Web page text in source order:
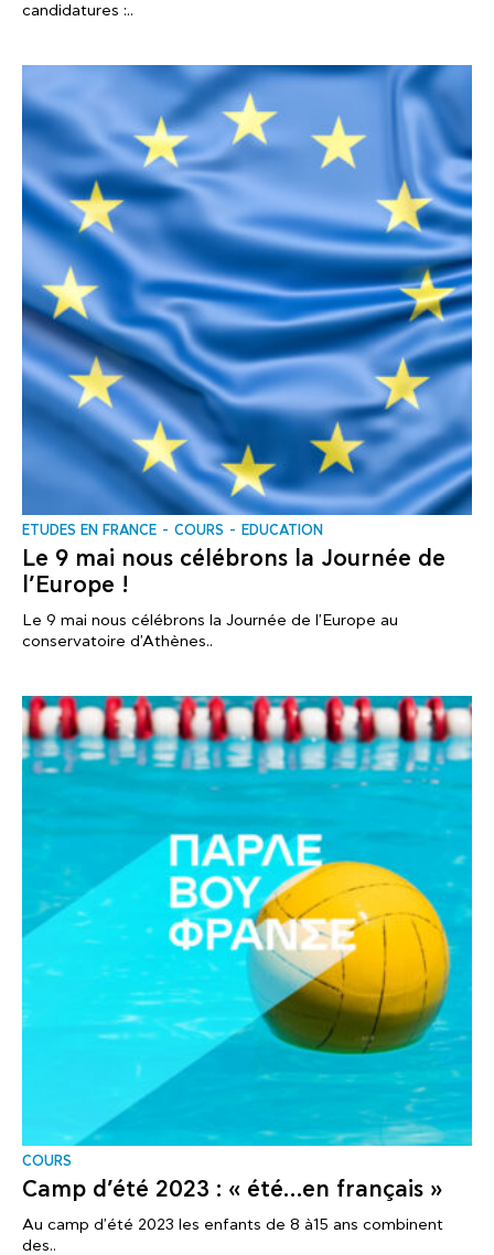
candidatures :..
ΕTUDES EN FRANCE COURS EDUCATION
Le 9 mai nous célébrons la Journée de
l’Europe !
Le 9 mai nous célébrons la Journée de l'Europe au
conservatoire d'Athènes..
COURS
Camp d’été 2023 : « été…en français »
Au camp d'été 2023 les enfants de 8 à15 ans combinent
des..